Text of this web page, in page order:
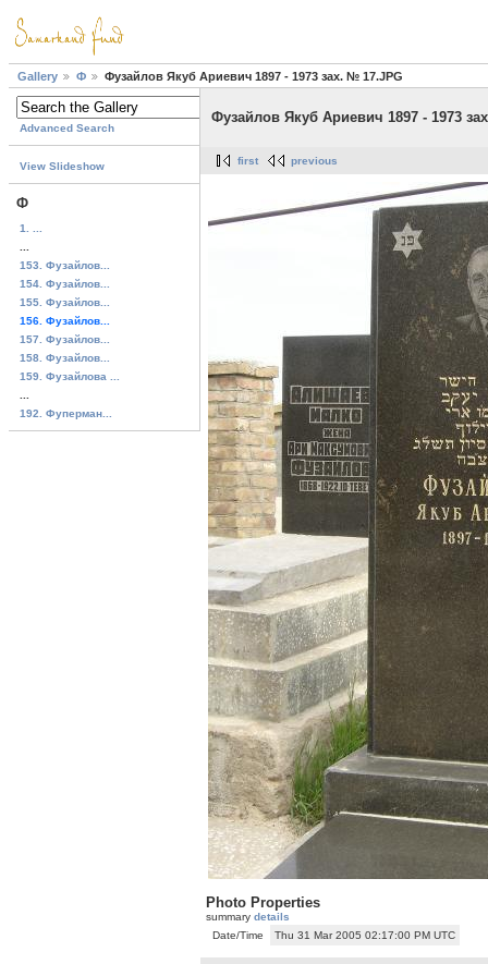
Gallery Ф Фузайлов Якуб Ариевич 1897 - 1973 зах. № 17.JPG
Advanced Search
View Slideshow
Ф
1. ...
153. Фузайлов...
154. Фузайлов...
155. Фузайлов...
156. Фузайлов...
157. Фузайлов...
158. Фузайлов...
159. Фузайлова ...
192. Фуперман...
Фузайлов Якуб Ариевич 1897 - 1973
first previous
Photo Properties
summary details
Date/Time
Thu 31 Mar 2005 02:17:00 PM UTC